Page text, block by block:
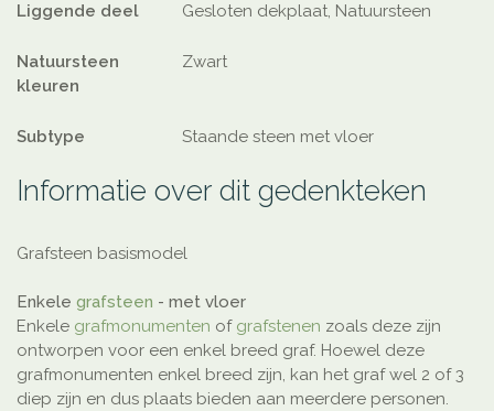
Liggende deel Gesloten dekplaat, Natuursteen
Natuursteen
kleuren
Zwart
Subtype Staande steen met vloer
Informatie over dit gedenkteken
Grafsteen basismodel
Enkele grafsteen - met vloer
Enkele grafmonumenten of grafstenen zoals deze zijn
ontworpen voor een enkel breed graf. Hoewel deze
grafmonumenten enkel breed zijn, kan het graf wel 2 of 3
diep zijn en dus plaats bieden aan meerdere personen.